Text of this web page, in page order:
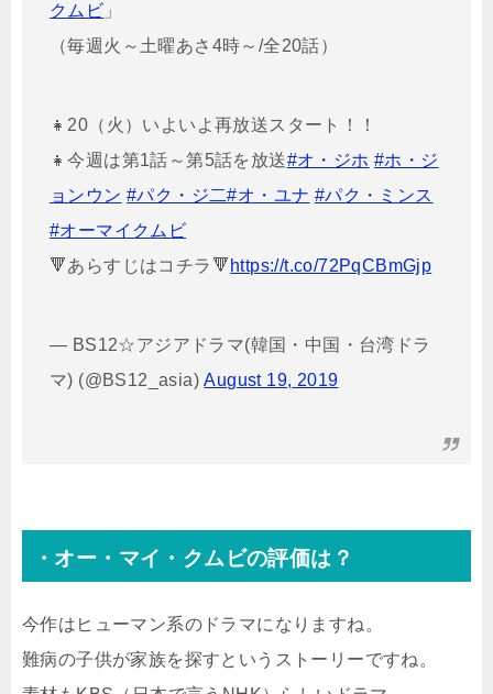
クムビ 」
（毎週火～土曜あさ4時～/全20話）
👧20（火）いよいよ再放送スタート！！
👧今週は第1話～第5話を放送#オ・ジホ #ホ・ジ
ョンウン #パク・ジ二#オ・ユナ #パク・ミンス
#オーマイクムビ
🔻あらすじはコチラ🔻 https://t.co/72PqCBmGjp
— BS12☆アジアドラマ(韓国・中国・台湾ドラ
マ) (@BS12_asia)August 19, 2019
・オー・マイ・クムビの評価は？
今作はヒューマン系のドラマになりますね。
難病の子供が家族を探すというストーリーですね。